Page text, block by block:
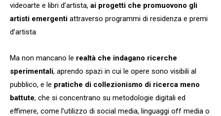
videoarte e libri d’artista, ai progetti che promuovono gli
artisti emergenti attraverso programmi di residenza e premi
d’artista.
Ma non mancano le realtà che indagano ricerche
sperimentali, aprendo spazi in cui le opere sono visibili al
pubblico, e le pratiche di collezionismo di ricerca meno
battute, che si concentrano su metodologie digitali ed
effimere, come l’utilizzo di social media, linguaggi off media o